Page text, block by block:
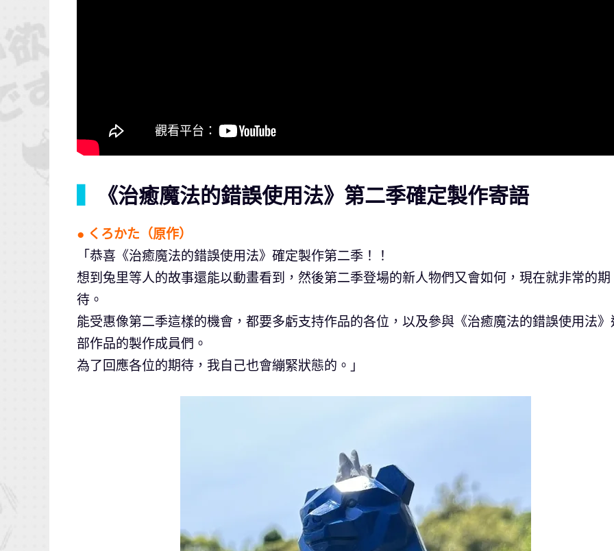
《治癒魔法的錯誤使用法》第二季確定製作寄語
● くろかた（原作）
「恭喜《治癒魔法的錯誤使用法》確定製作第二季！！
想到兔里等人的故事還能以動畫看到，然後第二季登場的新人物們又會如何，現在就非常的期
待。
能受惠像第二季這樣的機會，都要多虧支持作品的各位，以及參與《治癒魔法的錯誤使用法》
部作品的製作成員們。
為了回應各位的期待，我自己也會繃緊狀態的。」